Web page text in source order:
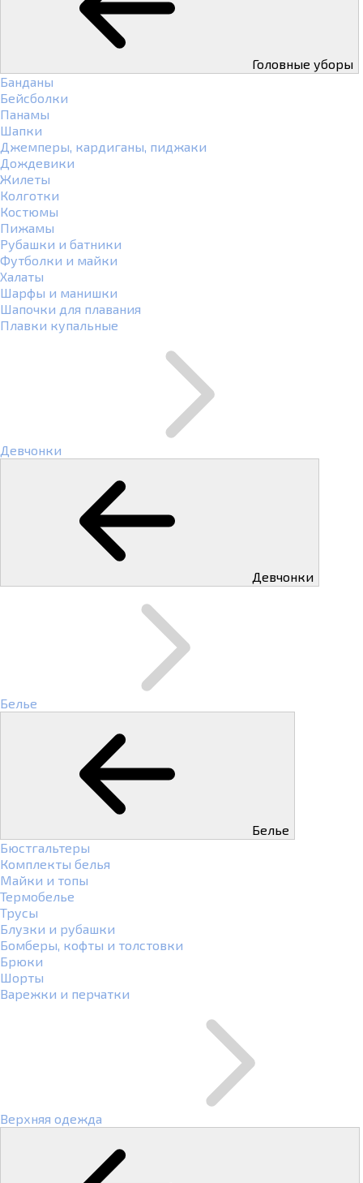
Головные уборы
Банданы
Бейсболки
Панамы
Шапки
Джемперы, кардиганы, пиджаки
Дождевики
Жилеты
Колготки
Костюмы
Пижамы
Рубашки и батники
Футболки и майки
Халаты
Шарфы и манишки
Шапочки для плавания
Плавки купальные
Девчонки
Девчонки
Белье
Белье
Бюстгальтеры
Комплекты белья
Майки и топы
Термобелье
Трусы
Блузки и рубашки
Бомберы, кофты и толстовки
Брюки
Шорты
Варежки и перчатки
Верхняя одежда